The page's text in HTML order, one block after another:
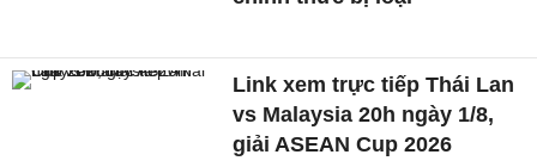
Link xem trực tiếp Thái Lan
vs Malaysia 20h ngày 1/8,
giải ASEAN Cup 2026